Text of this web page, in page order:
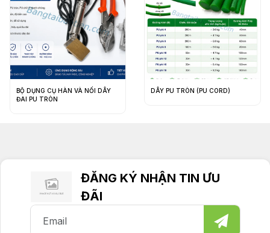
BỘ DỤNG CỤ HÀN VÀ NỐI DÂY
ĐAI PU TRÒN
DÂY PU TRÒN (PU CORD)
ĐĂNG KÝ NHẬN TIN ƯU
ĐÃI